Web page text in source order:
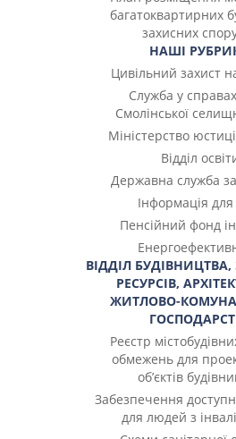
багатоквартирних
захисних
НАШІ
Цивільний захист
Служба у
Смолінської
Міністерство
Відділ
Державна служба
Інформація
Пенсійний фонд
ВІДДІЛ
РЕСУРСІВ,
ЖИТЛОВО-
Реєстр
обмежень для
об’єктів
Забезпечення
для людей з